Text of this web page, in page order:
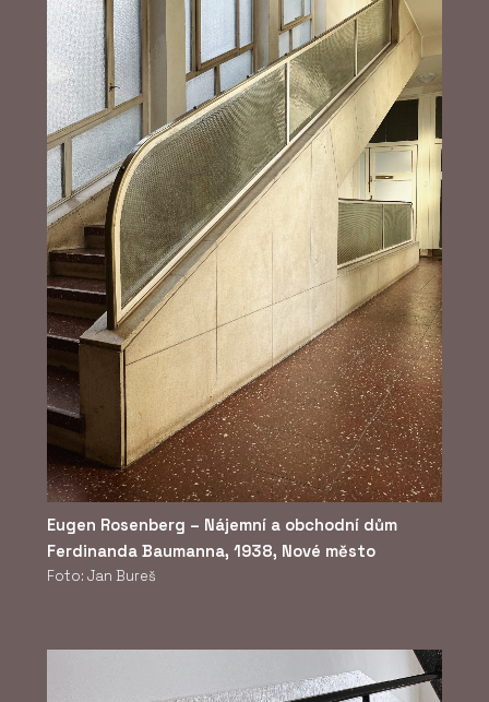
Eugen Rosenberg – Nájemní a obchodní dům
Ferdinanda Baumanna, 1938, Nové město
Foto: Jan Bureš